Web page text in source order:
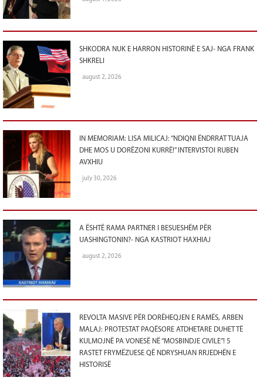
SHKODRA NUK E HARRON HISTORINË E SAJ- NGA FRANK
SHKRELI
august 2, 2026
IN MEMORIAM: LISA MILICAJ: “NDIQNI ËNDRRAT TUAJA
DHE MOS U DORËZONI KURRË!” INTERVISTOI RUBEN
AVXHIU
july 30, 2026
A ËSHTË RAMA PARTNER I BESUESHËM PËR
UASHINGTONIN?- NGA KASTRIOT HAXHIAJ
august 2, 2026
REVOLTA MASIVE PËR DORËHEQJEN E RAMËS, ARBEN
MALAJ: PROTESTAT PAQËSORE ATDHETARE DUHET TË
KULMOJNË PA VONESË NË “MOSBINDJE CIVILE”! 5
RASTET FRYMËZUESE QË NDRYSHUAN RRJEDHËN E
HISTORISË